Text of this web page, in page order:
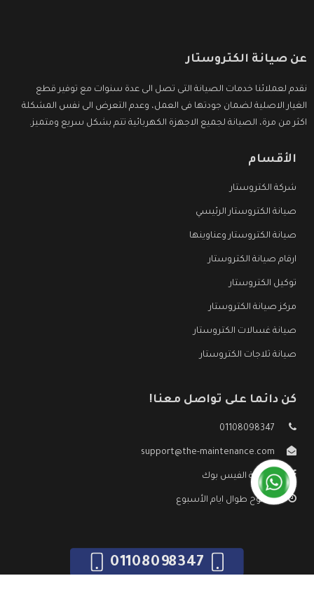
عن صيانة الكتروستار
نقدم لعملائنا خدمات الصيانة التى تصل الى عدة سنوات مع توفير قطع
الغيار الاصلية لضمان جودتها فى العمل، وعدم التعرض الى نفس المشكلة
اكثر من مرة، الصيانة لجميع الاجهزة الكهربائية تتم بشكل سريع ومتميز.
الأقسام
شركة الكتروستار
صيانة الكتروستار الرئيسي
صيانة الكتروستار وعناوينها
ارقام صيانة الكتروستار
توكيل الكتروستار
مركز صيانة الكتروستار
صيانة غسالات الكتروستار
صيانة ثلاجات الكتروستار
كن دائما على تواصل معنا!
01108098347
support@the-maintenance.com
صفحة الفيس بوك
مفتوح طوال ايام الأسبوع
01108098347